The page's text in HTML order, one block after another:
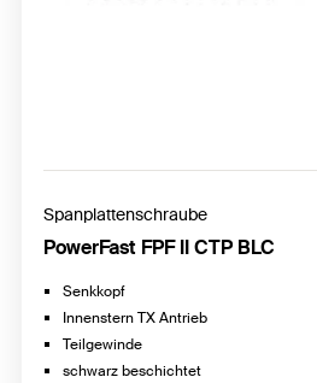
Spanplattenschraube
PowerFast FPF II CTP BLC
Senkkopf
Innenstern TX Antrieb
Teilgewinde
schwarz beschichtet